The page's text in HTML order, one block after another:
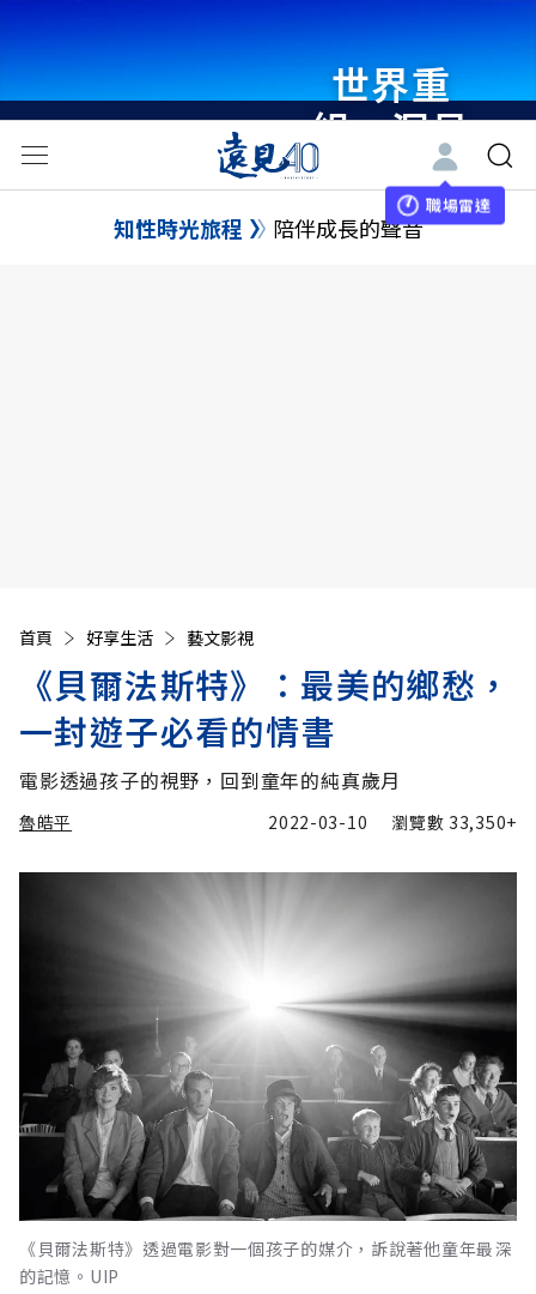
世界重
組・洞見
未來 與
世界領袖
職場雷達
知性時光旅程 陪伴成長的聲音
首頁 好享生活 藝文影視
《貝爾法斯特》：最美的鄉愁，
一封遊子必看的情書
電影透過孩子的視野，回到童年的純真歲月
魯皓平 2022-03-10 瀏覽數 33,350+
《貝爾法斯特》透過電影對一個孩子的媒介，訴說著他童年最深
的記憶。UIP